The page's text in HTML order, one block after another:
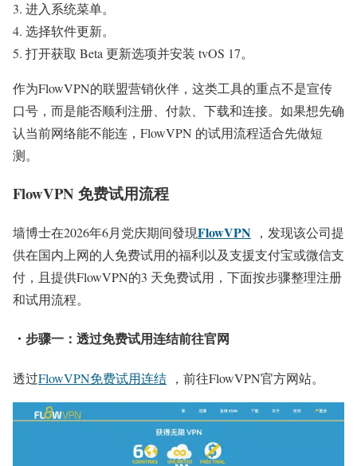
进入系统菜单。
选择软件更新。
打开获取 Beta 更新选项并安装 tvOS 17。
作为FlowVPN的联盟营销伙伴，这类工具的重点不是宣传
口号，而是能否顺利注册、付款、下载和连接。如果想先确
认当前网络能不能连，FlowVPN 的试用流程适合先做短
测。
FlowVPN 免费试用流程
墙博士在2026年6月党庆期间發現FlowVPN ，发现该公司提
供在国内上网的人免费试用的福利以及支援支付宝或微信支
付，且提供FlowVPN的3 天免费试用，下面按步骤整理注册
和试用流程。
・步骤一：透过免费试用连结前往官网
透过FlowVPN免费试用连结 ，前往FlowVPN官方网站。